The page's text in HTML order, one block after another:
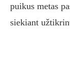
puikus metas
siekiant